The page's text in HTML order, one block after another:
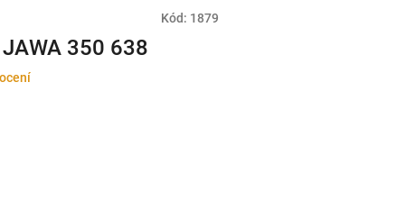
Kód: 1879
350 638